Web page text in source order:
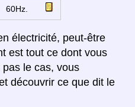
60Hz.
électricité, peut-être
est tout ce dont vous
le cas, vous
découvrir ce que dit le